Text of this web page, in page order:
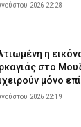
2026 22:28
η
στο
μόνο
2026 22:19